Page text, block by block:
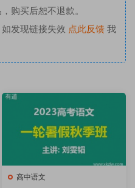
购买后恕不退款。
如发现链接失效 点此反馈 我
高中语文